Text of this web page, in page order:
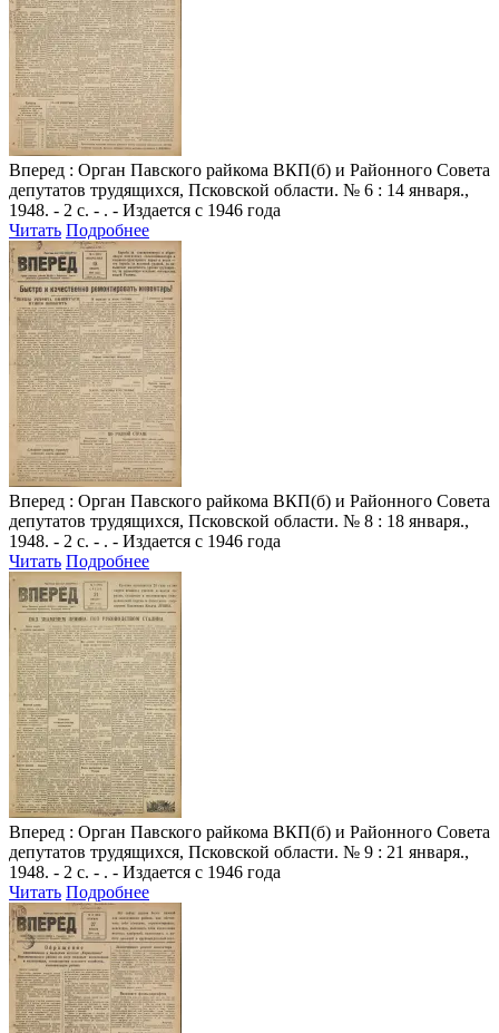
Вперед : Орган Павского райкома ВКП(б) и Районного Совета
депутатов трудящихся, Псковской области. № 6 : 14 января.,
1948. - 2 с. - . - Издается с 1946 года
Читать Подробнее
Вперед : Орган Павского райкома ВКП(б) и Районного Совета
депутатов трудящихся, Псковской области. № 8 : 18 января.,
1948. - 2 с. - . - Издается с 1946 года
Читать Подробнее
Вперед : Орган Павского райкома ВКП(б) и Районного Совета
депутатов трудящихся, Псковской области. № 9 : 21 января.,
1948. - 2 с. - . - Издается с 1946 года
Читать Подробнее